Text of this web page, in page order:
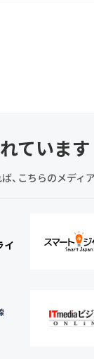
ています
こちらのメディ
イ